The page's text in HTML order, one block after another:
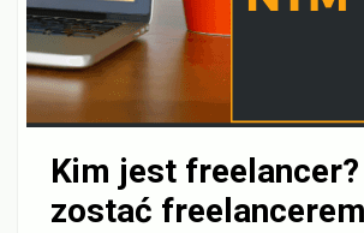
Kim jest
zostać